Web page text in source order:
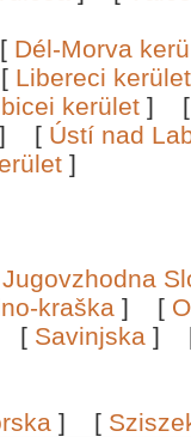
[ Dél-Morva
[ Libereci kerület
kerület ]
] [ Ústí nad
]
Jugovzhodna
kraška ] [
[ Savinjska ]
] [